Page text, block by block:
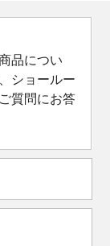
品につい
ショールー
質問にお答